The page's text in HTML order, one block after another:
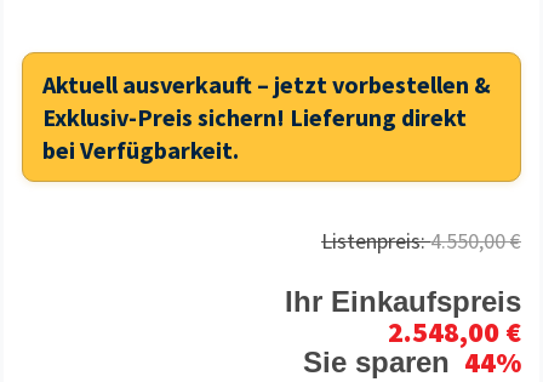
Aktuell ausverkauft – jetzt vorbestellen &
Exklusiv-Preis sichern! Lieferung direkt
bei Verfügbarkeit.
Listenpreis:4.550,00 €
Ihr Einkaufspreis
2.548,00 €
Sie sparen 44%